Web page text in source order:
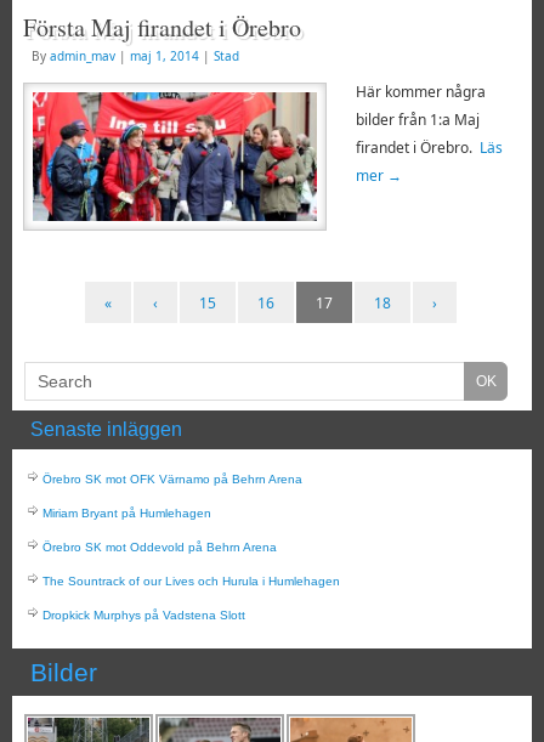
Första Maj firandet i Örebro
By admin_mav | maj 1, 2014 | Stad
Här kommer några
bilder från 1:a Maj
firandet i Örebro. Läs
mer →
« ‹ 15 16 17 18 ›
Senaste inläggen
Örebro SK mot OFK Värnamo på Behrn Arena
Miriam Bryant på Humlehagen
Örebro SK mot Oddevold på Behrn Arena
The Sountrack of our Lives och Hurula i Humlehagen
Dropkick Murphys på Vadstena Slott
Bilder